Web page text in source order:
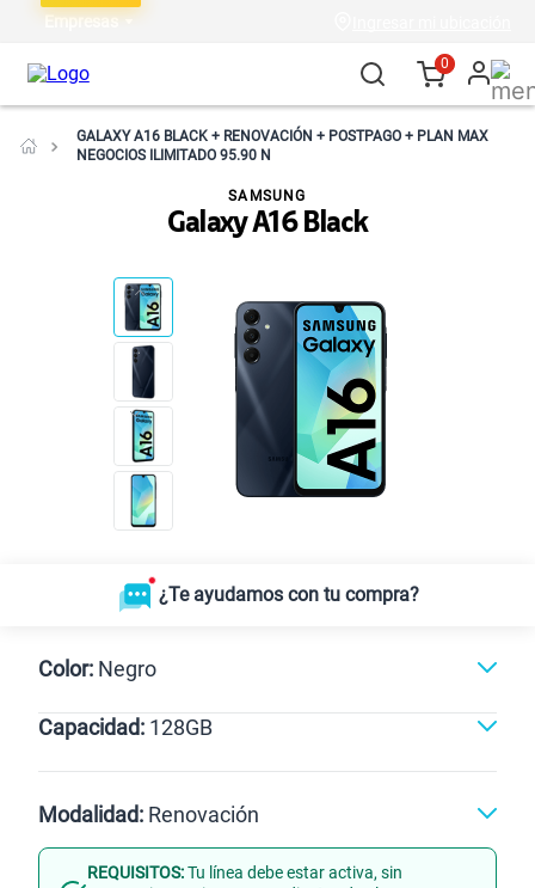
Empresas
0
GALAXY A16 BLACK + RENOVACIÓN + POSTPAGO + PLAN MAX
NEGOCIOS ILIMITADO 95.90 N
Galaxy A16 Black
SAMSUNG
¿Te ayudamos con tu compra?
Color: Negro
Negro
Capacidad: 128GB
128GB
Modalidad: Renovación
REQUISITOS:Tu línea debe estar activa, sin